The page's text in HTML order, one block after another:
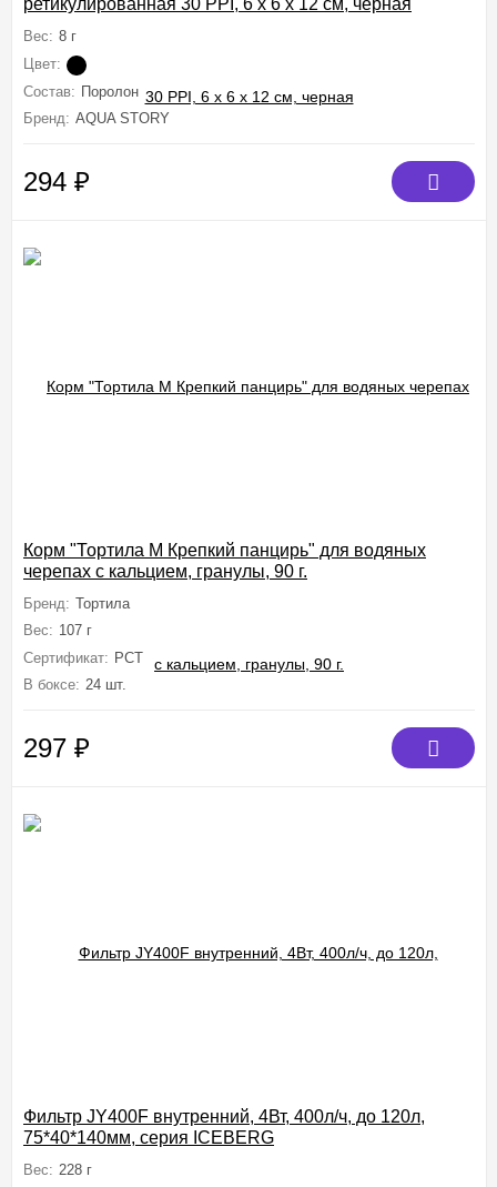
ретикулированная 30 PPI, 6 х 6 х 12 см, черная
Вес: 8 г
Цвет:
Состав: Поролон
Бренд: AQUA STORY
294 ₽
Корм "Тортила М Крепкий панцирь" для водяных
черепах с кальцием, гранулы, 90 г.
Бренд: Тортила
Вес: 107 г
Сертификат: РСТ
В боксе: 24 шт.
297 ₽
Фильтр JY400F внутренний, 4Вт, 400л/ч, до 120л,
75*40*140мм, серия ICEBERG
Вес: 228 г